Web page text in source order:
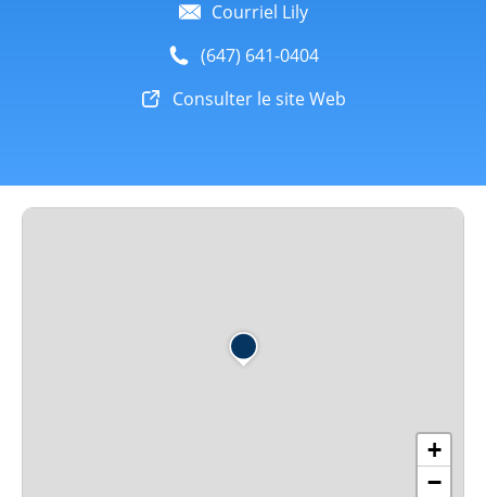
Courriel Lily
(647) 641-0404
Consulter le site Web
+
−